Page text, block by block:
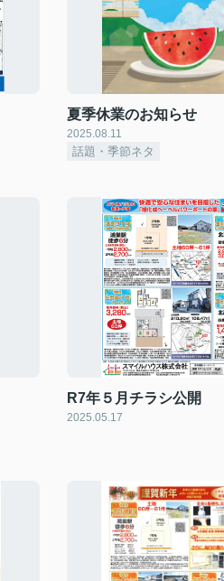
夏季休業のお知らせ
2025.08.11
話題・季節ネタ
R7年５月チラシ公開
2025.05.17